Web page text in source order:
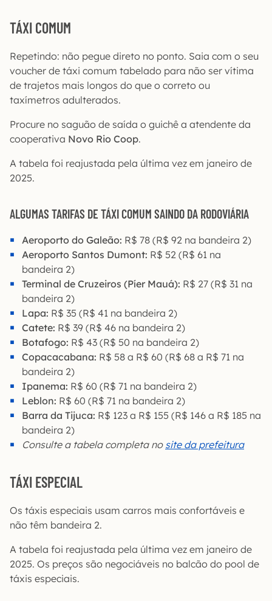
TÁXI COMUM
Repetindo: não pegue direto no ponto. Saia com o seu
voucher de táxi comum tabelado para não ser vítima
de trajetos mais longos do que o correto ou
taxímetros adulterados.
Procure no saguão de saída o guichê a atendente da
cooperativa Novo Rio Coop.
A tabela foi reajustada pela última vez em janeiro de
2025.
ALGUMAS TARIFAS DE TÁXI COMUM SAINDO DA RODOVIÁRIA
Aeroporto do Galeão: R$ 78 (R$ 92 na bandeira 2)
Aeroporto Santos Dumont: R$ 52 (R$ 61 na
bandeira 2)
Terminal de Cruzeiros (Píer Mauá): R$ 27 (R$ 31 na
bandeira 2)
Lapa: R$ 35 (R$ 41 na bandeira 2)
Catete: R$ 39 (R$ 46 na bandeira 2)
Botafogo: R$ 43 (R$ 50 na bandeira 2)
Copacacabana: R$ 58 a R$ 60 (R$ 68 a R$ 71 na
bandeira 2)
Ipanema: R$ 60 (R$ 71 na bandeira 2)
Leblon: R$ 60 (R$ 71 na bandeira 2)
Barra da Tijuca: R$ 123 a R$ 155 (R$ 146 a R$ 185 na
bandeira 2)
Consulte a tabela completa no site da prefeitura
TÁXI ESPECIAL
Os táxis especiais usam carros mais confortáveis e
não têm bandeira 2.
A tabela foi reajustada pela última vez em janeiro de
2025. Os preços são negociáveis no balcão do pool de
táxis especiais.